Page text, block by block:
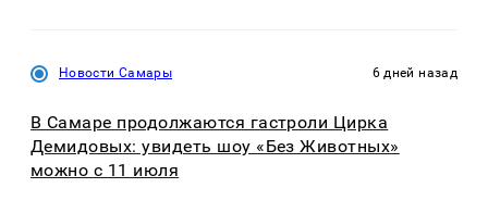
Новости Самары 6 дней назад
В Самаре продолжаются гастроли Цирка
Демидовых: увидеть шоу «Без Животных»
можно с 11 июля